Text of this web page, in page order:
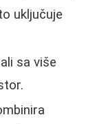
uključuje
sa više